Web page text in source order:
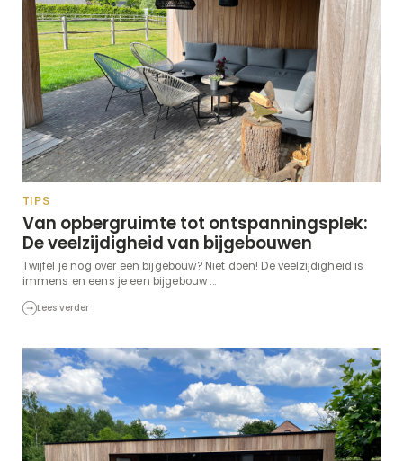
TIPS
Van opbergruimte tot ontspanningsplek:
De veelzijdigheid van bijgebouwen
Twijfel je nog over een bijgebouw? Niet doen! De veelzijdigheid is
immens en eens je een bijgebouw ...
Lees verder